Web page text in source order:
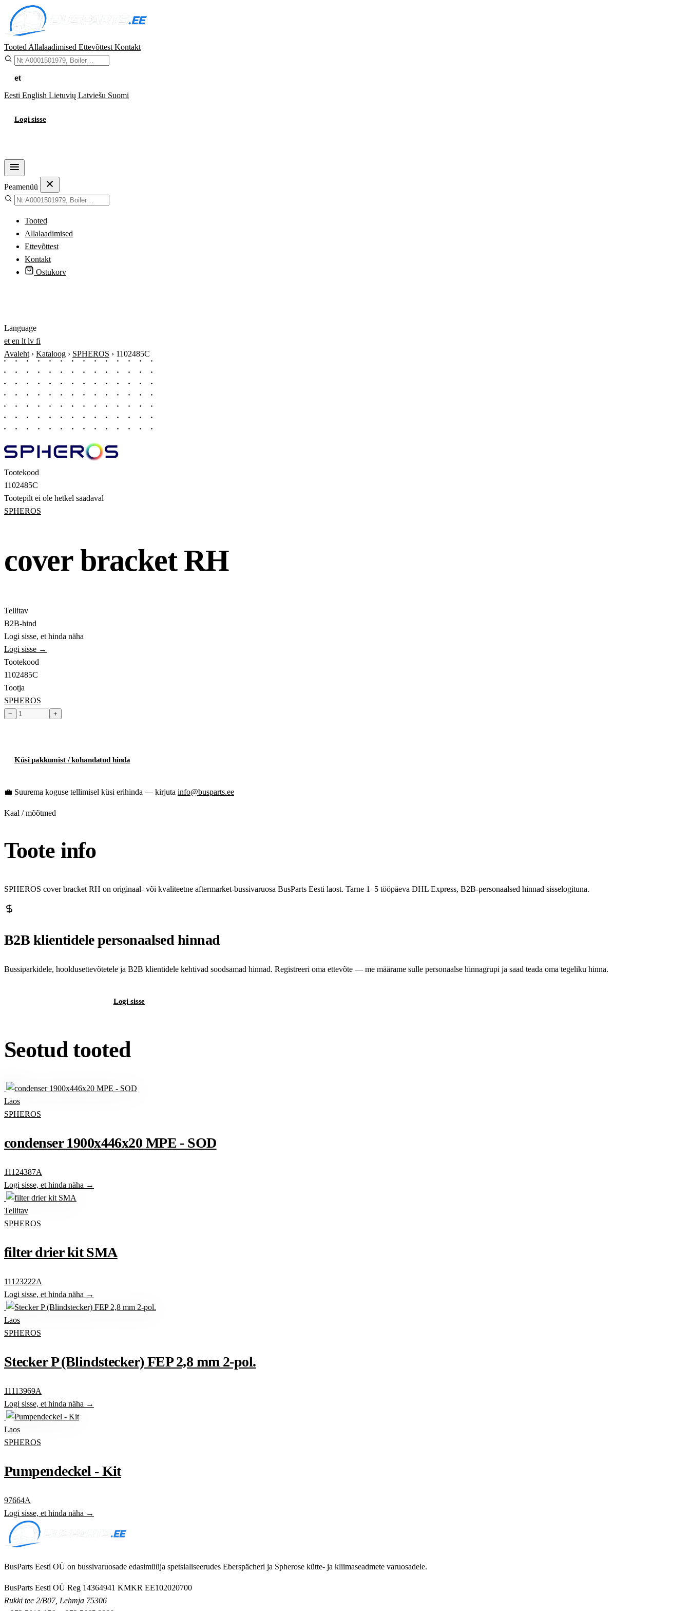
Tooted Allalaadimised Ettevõttest Kontakt
et
Eesti English Lietuvių Latviešu Suomi
Logi sisse
Peamenüü
Tooted
Allalaadimised
Ettevõttest
Kontakt
Ostukorv
Language
et en lt lv fi
Avaleht › Kataloog › SPHEROS › 1102485C
Tootekood
1102485C
Tootepilt ei ole hetkel saadaval
SPHEROS
cover bracket RH
Tellitav
B2B-hind
Logi sisse, et hinda näha
Logi sisse →
Tootekood
1102485C
Tootja
SPHEROS
− +
Küsi pakkumist / kohandatud hinda
💼 Suurema koguse tellimisel küsi erihinda — kirjuta info@busparts.ee
Kaal / mõõtmed
Toote info
SPHEROS cover bracket RH on originaal- või kvaliteetne aftermarket-bussivaruosa BusParts Eesti laost. Tarne 1–5 tööpäeva DHL Express, B2B-personaalsed hinnad sisselogituna.
B2B klientidele personaalsed hinnad
Bussiparkidele, hooldusettevõtetele ja B2B klientidele kehtivad soodsamad hinnad. Registreeri oma ettevõte — me määrame sulle personaalse hinnagrupi ja saad teada oma tegeliku hinna.
Logi sisse
Seotud tooted
Laos
SPHEROS
condenser 1900x446x20 MPE - SOD
11124387A
Logi sisse, et hinda näha →
Tellitav
SPHEROS
filter drier kit SMA
11123222A
Logi sisse, et hinda näha →
Laos
SPHEROS
Stecker P (Blindstecker) FEP 2,8 mm 2-pol.
11113969A
Logi sisse, et hinda näha →
Laos
SPHEROS
Pumpendeckel - Kit
97664A
Logi sisse, et hinda näha →
BusParts Eesti OÜ on bussivaruosade edasimüüja spetsialiseerudes Eberspächeri ja Spherose kütte- ja kliimaseadmete varuosadele.
BusParts Eesti OÜ Reg 14364941 KMKR EE102020700
Rukki tee 2/B07, Lehmja 75306